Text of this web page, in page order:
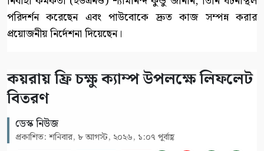
পরিদর্শন করেছেন এবং পাউবোকে দ্রুত কাজ সম্পন্ন করার
প্রয়োজনীয় নির্দেশনা দিয়েছেন।
কয়রায় ফ্রি চক্ষু ক্যাম্প উপলক্ষে লিফলেট
বিতরণ
ডেস্ক নিউজ
প্রকাশিত: শনিবার, ৮ আগস্ট, ২০২৬, ১:০৭ পূর্বাহ্ণ